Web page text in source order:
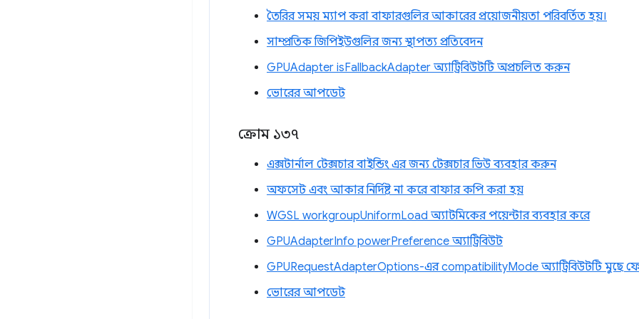
তৈরির সময় ম্যাপ করা বাফারগুলির আকারের প্রয়োজনীয়তা পরিবর্তিত হয়।
সাম্প্রতিক জিপিইউগুলির জন্য স্থাপত্য প্রতিবেদন
GPUAdapter isFallbackAdapter অ্যাট্রিবিউটটি অপ্রচলিত করুন
ভোরের আপডেট
ক্রোম ১৩৭
এক্সটার্নাল টেক্সচার বাইন্ডিং এর জন্য টেক্সচার ভিউ ব্যবহার করুন
অফসেট এবং আকার নির্দিষ্ট না করে বাফার কপি করা হয়
WGSL workgroupUniformLoad অ্যাটমিকের পয়েন্টার ব্যবহার করে
GPUAdapterInfo powerPreference অ্যাট্রিবিউট
GPURequestAdapterOptions-এর compatibilityMode অ্যাট্রিবিউটটি মুছে
ভোরের আপডেট